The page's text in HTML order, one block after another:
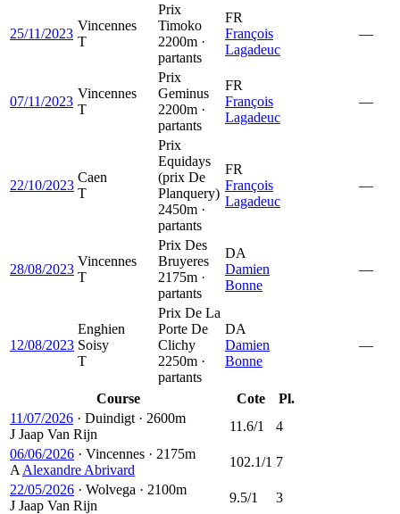
25/11/2023
Vincennes
T
Prix
Timoko
2200m ·
partants
FR
François
Lagadeuc
—
07/11/2023
Vincennes
T
Prix
Geminus
2200m ·
partants
FR
François
Lagadeuc
—
22/10/2023
Caen
T
Prix
Equidays
(prix De
Planquery)
2450m ·
partants
FR
François
Lagadeuc
—
28/08/2023
Vincennes
T
Prix Des
Bruyeres
2175m ·
partants
DA
Damien
Bonne
—
12/08/2023
Enghien
Soisy
T
Prix De La
Porte De
Clichy
2250m ·
partants
DA
Damien
Bonne
—
Course Cote
Pl.
11/07/2026 · Duindigt · 2600m
J Jaap Van Rijn
11.6/1
4
06/06/2026 · Vincennes · 2175m
A Alexandre Abrivard
102.1/1 7
22/05/2026 · Wolvega · 2100m
J Jaap Van Rijn
9.5/1
3